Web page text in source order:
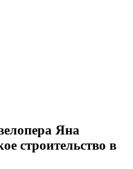
Яна
строительство в